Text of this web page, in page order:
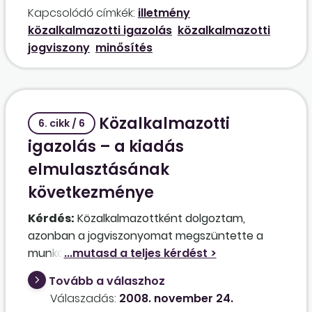
mindenképpen szükséges előfeltétele-e a Kjt.
66. §-ának (7) bekezdésében szabályozott
minősítés? Jogszabályi rendelkezésbe ütközik-
e, ha a munkáltató a közalkalmazott minősítése
nélkül állapít meg munkáltatói döntésen
Kapcsolódó címkék: illetmény
közalkalmazotti igazolás közalkalmazotti
jogviszony minősítés
6. cikk / 6
Közalkalmazotti
igazolás – a kiadás
elmulasztásának
következménye
Kérdés: Közalkalmazottként dolgoztam,
azonban a jogviszonyomat megszüntette a
munkáltatóm. Próbáltam elhelyezkedni, de
mindenhol a közalkalmazotti igazolásomat kérik
ahhoz, hogy munkába tudjak állni. Ezt az
igazolást azonban nem kaptam meg a
Tovább a válaszhoz
Válaszadás: 2008. november 24.